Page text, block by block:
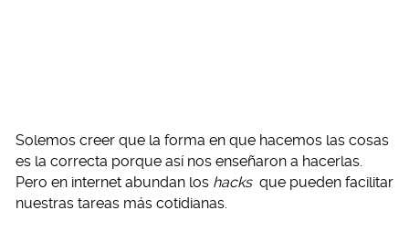
Solemos creer que la forma en que hacemos las cosas
es la correcta porque así nos enseñaron a hacerlas.
Pero en internet abundan los hacks que pueden facilitar
nuestras tareas más cotidianas.